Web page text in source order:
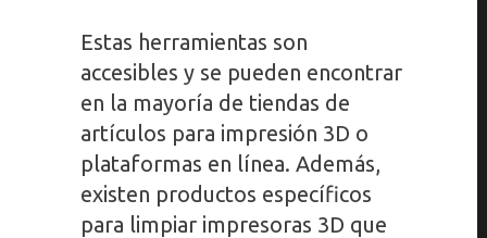
Estas herramientas son
accesibles y se pueden encontrar
en la mayoría de tiendas de
artículos para impresión 3D o
plataformas en línea. Además,
existen productos específicos
para limpiar impresoras 3D que